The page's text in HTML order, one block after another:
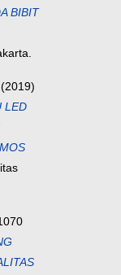
BIBIT
(2019)
LED